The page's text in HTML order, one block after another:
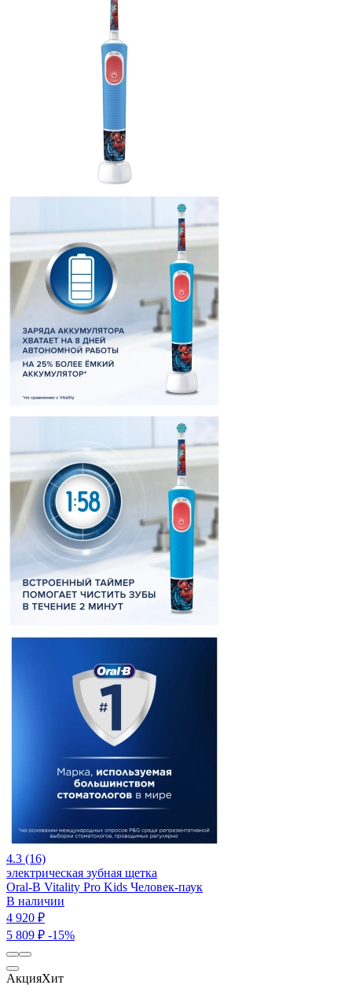
4.3 (16)
электрическая зубная щетка
Oral-B Vitality Pro Kids Человек-паук
В наличии
4 920 ₽
5 809 ₽ -15%
АкцияХит